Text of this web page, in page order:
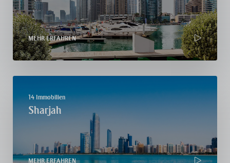
MEHR ERFAHREN
14 Immobilien
Sharjah
MEHR ERFAHREN